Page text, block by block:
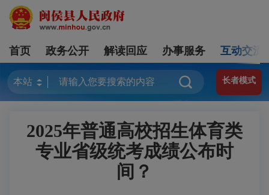
首页 政务公开 解读回应 办事服务 互动交流
长者模式
2025年普通高校招生体育类
专业省级统考成绩公布时
间？